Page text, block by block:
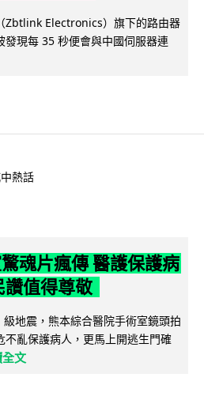
Zbtlink Electronics）旗下的路由器
發現每 35 秒便會與中國伺服器連
熱話
魂片瘋傳 醫護保護病
讚值得尊敬
地震，熊本綜合醫院手術室鏡頭拍
亂保護病人，更馬上開逃生門確
全文